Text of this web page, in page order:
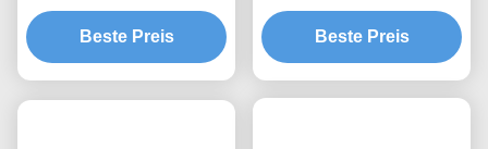
Ersatzteile für das Innere
Klettern
Beste Preis
Mast Abschnitt 660Mpa
Zugfestigkeit
Beste Preis